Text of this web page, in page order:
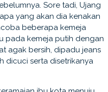
Sore tadi, Ujang
yang akan dia kenakan
beberapa kemeja
pada kemeja putih dengan
agak bersih, dipadu jeans
dicuci serta disetrikanya